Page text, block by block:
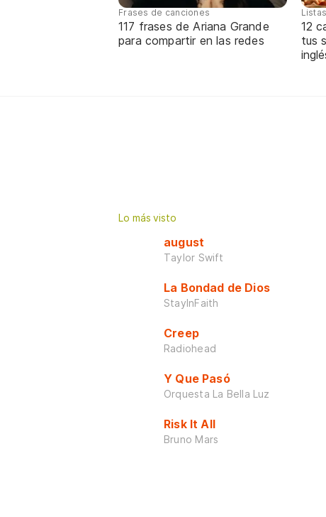
Frases de canciones
117 frases de Ariana Grande
para compartir en las redes
12
tus
Lo más visto
august
Taylor Swift
La Bondad de Dios
StayInFaith
Creep
Radiohead
Y Que Pasó
Orquesta La Bella Luz
Risk It All
Bruno Mars